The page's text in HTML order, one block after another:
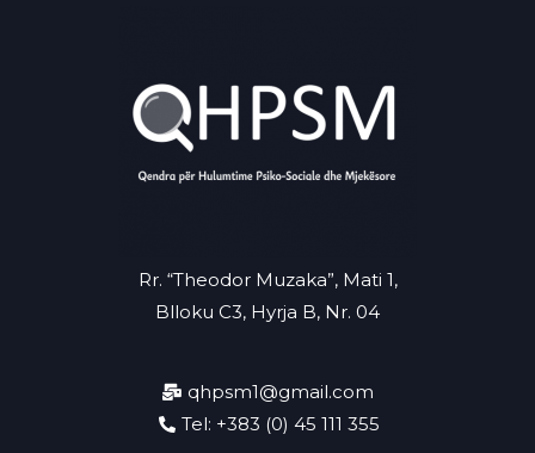
Rr. “Theodor Muzaka”, Mati 1,
Blloku C3, Hyrja B, Nr. 04
qhpsm1@gmail.com
Tel: +383 (0) 45 111 355